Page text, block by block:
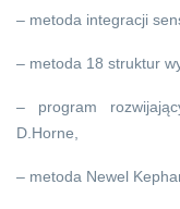
– metoda integracji
– metoda 18 struktur
– program
D.Horne,
– metoda Newel